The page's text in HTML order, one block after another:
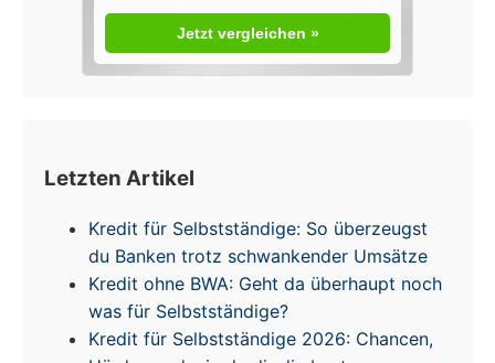
Jetzt vergleichen »
Letzten Artikel
Kredit für Selbstständige: So überzeugst
du Banken trotz schwankender Umsätze
Kredit ohne BWA: Geht da überhaupt noch
was für Selbstständige?
Kredit für Selbstständige 2026: Chancen,